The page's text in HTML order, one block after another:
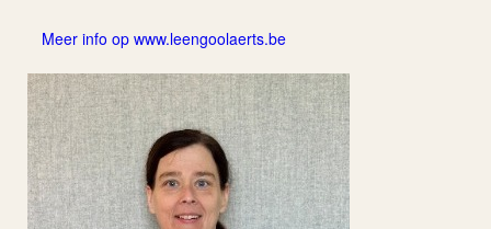
Meer info op www.leengoolaerts.be